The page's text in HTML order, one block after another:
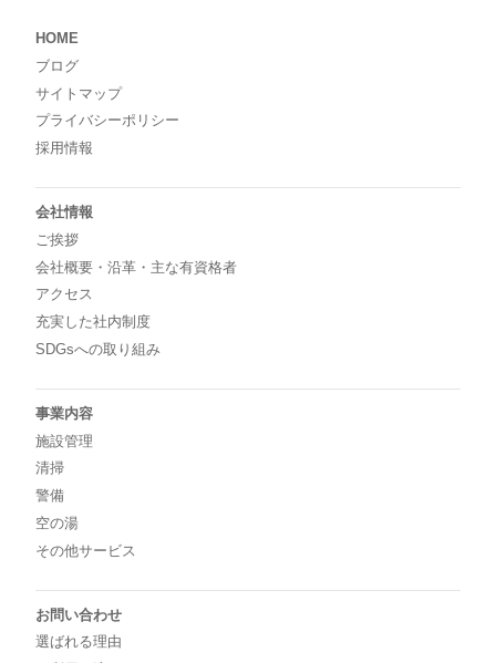
HOME
ブログ
サイトマップ
プライバシーポリシー
採用情報
会社情報
ご挨拶
会社概要・沿革・主な有資格者
アクセス
充実した社内制度
SDGsへの取り組み
事業内容
施設管理
清掃
警備
空の湯
その他サービス
お問い合わせ
選ばれる理由